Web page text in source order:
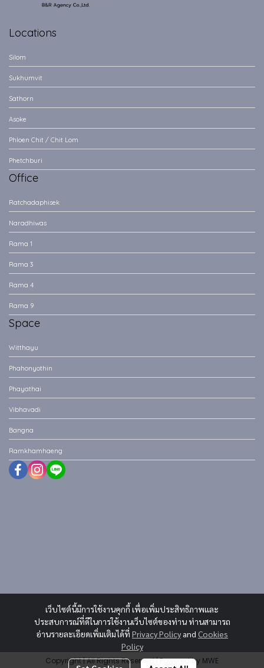
เว็บไซต์นี้มีการใช้งานคุกกี้ เพื่อเพิ่มประสิทธิภาพและ
ประสบการณ์ที่ดีในการใช้งานเว็บไซต์ของท่าน ท่านสามารถ
อ่านรายละเอียดเพิ่มเติมได้ที่ Privacy Policy and Cookies
Policy
Locations
Silom
Sukhumvit
Sathorn
Asoke
Phloen Chit / Chit Lom
Phetchburi
Office
Ratchadaphisek
Naradhiwas
Rama 1
Rama 3
Rama 4
Rama 9
Space
Witthayu
Phahonyothin
Phayathai
Vibhavadi
Bangna
Ramkhamhaeng
Copyright | All Rights Reserved | Powered by MWE